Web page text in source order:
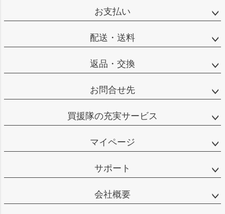
お支払い
配送・送料
返品・交換
お問合せ先
買援隊の充実サービス
マイページ
サポート
会社概要